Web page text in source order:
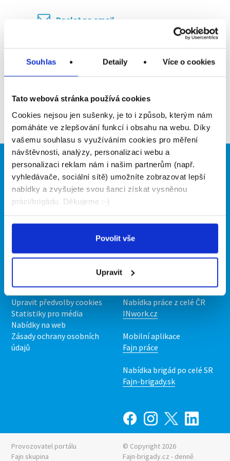
Souhlas Detaily Více o cookies
Tato webová stránka používá cookies
Cookies nejsou jen sušenky, je to i způsob, kterým nám
pomáháte ve zlepšování funkcí i obsahu na webu. Díky
vašemu souhlasu s využíváním cookies pro měření
návštěvnosti, analýzy, personalizaci webu a
personalizaci reklam nám i našim partnerům (např.
vyhledávače, sociální sítě) umožníte zobrazovat lepší
nabídky a zvyšujete svou šanci získat vysněnou
práci/brigádu. Děkujeme :-)
Povolit vše
Upravit
Poslat na email
Přidat do oblíbených
Zpět
Brigádníci
Články
Hledané brigády
Firmy
Vložit inzerát
Podmínky
Upravit předvolby cookies
Statistiky pro média
Nabídky na web
Zásady ochrany osobních
údajů
Mobilní aplikace
Fajn brigády
Nabídka práce z celé ČR
INwork.cz
Mobilní aplikace
Fajn práce
Nabídka brigád po celé SR
Fajn-brigady.sk
Provozovatel portálu
Fajn skupina
© Copyright 2026
Fajn-brigady.cz - denně